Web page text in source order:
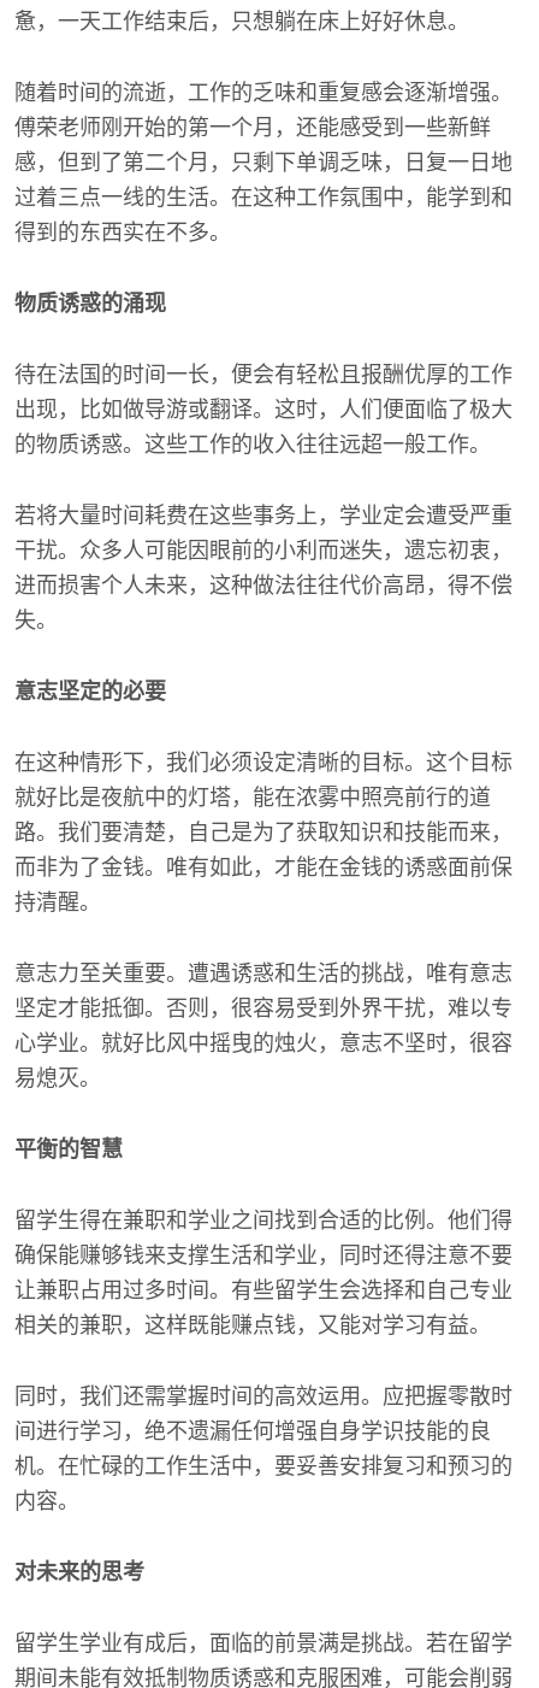
惫，一天工作结束后，只想躺在床上好好休息。
随着时间的流逝，工作的乏味和重复感会逐渐增强。
傅荣老师刚开始的第一个月，还能感受到一些新鲜
感，但到了第二个月，只剩下单调乏味，日复一日地
过着三点一线的生活。在这种工作氛围中，能学到和
得到的东西实在不多。
物质诱惑的涌现
待在法国的时间一长，便会有轻松且报酬优厚的工作
出现，比如做导游或翻译。这时，人们便面临了极大
的物质诱惑。这些工作的收入往往远超一般工作。
若将大量时间耗费在这些事务上，学业定会遭受严重
干扰。众多人可能因眼前的小利而迷失，遗忘初衷，
进而损害个人未来，这种做法往往代价高昂，得不偿
失。
意志坚定的必要
在这种情形下，我们必须设定清晰的目标。这个目标
就好比是夜航中的灯塔，能在浓雾中照亮前行的道
路。我们要清楚，自己是为了获取知识和技能而来，
而非为了金钱。唯有如此，才能在金钱的诱惑面前保
持清醒。
意志力至关重要。遭遇诱惑和生活的挑战，唯有意志
坚定才能抵御。否则，很容易受到外界干扰，难以专
心学业。就好比风中摇曳的烛火，意志不坚时，很容
易熄灭。
平衡的智慧
留学生得在兼职和学业之间找到合适的比例。他们得
确保能赚够钱来支撑生活和学业，同时还得注意不要
让兼职占用过多时间。有些留学生会选择和自己专业
相关的兼职，这样既能赚点钱，又能对学习有益。
同时，我们还需掌握时间的高效运用。应把握零散时
间进行学习，绝不遗漏任何增强自身学识技能的良
机。在忙碌的工作生活中，要妥善安排复习和预习的
内容。
对未来的思考
留学生学业有成后，面临的前景满是挑战。若在留学
期间未能有效抵制物质诱惑和克服困难，可能会削弱